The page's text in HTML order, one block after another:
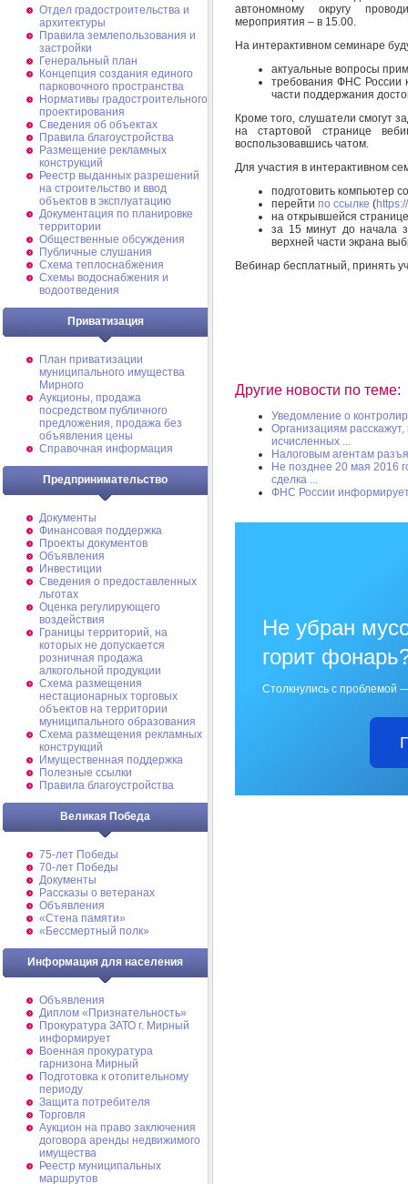
Отдел градостроительства и
архитектуры
Правила землепользования и
застройки
Генеральный план
Концепция создания единого
парковочного пространства
Нормативы градостроительного
проектирования
Сведения об объектах
Правила благоустройства
Размещение рекламных
конструкций
Реестр выданных разрешений
на строительство и ввод
объектов в эксплуатацию
Документация по планировке
территории
Общественные обсуждения
Публичные слушания
Схема теплоснабжения
Схемы водоснабжения и
водоотведения
Приватизация
План приватизации
муниципального имущества
Мирного
Аукционы, продажа
посредством публичного
предложения, продажа без
объявления цены
Справочная информация
Предпринимательство
Документы
Финансовая поддержка
Проекты документов
Объявления
Инвестиции
Сведения о предоставленных
льготах
Оценка регулирующего
воздействия
Границы территорий, на
которых не допускается
розничная продажа
алкогольной продукции
Схема размещения
нестационарных торговых
объектов на территории
муниципального образования
Схема размещения рекламных
конструкций
Имущественная поддержка
Полезные ссылки
Правила благоустройства
Великая Победа
75-лет Победы
70-лет Победы
Документы
Рассказы о ветеранах
Объявления
«Стена памяти»
«Бессмертный полк»
Информация для населения
Объявления
Диплом «Признательность»
Прокуратура ЗАТО г. Мирный
информирует
Военная прокуратура
гарнизона Мирный
Подготовка к отопительному
периоду
Защита потребителя
Торговля
Аукцион на право заключения
договора аренды недвижимого
имущества
Реестр муниципальных
маршрутов
автономному округу
мероприятия – в 15.00.
На интерактивном семинаре
актуальные вопросы
требования ФНС России
части поддержания
Кроме того, слушатели смогут
на стартовой странице
воспользовавшись чатом.
Для участия в интерактивном
подготовить компьютер
перейти по ссылке (
на открывшейся
за 15 минут до начала
верхней части экрана
Вебинар бесплатный, принять
Другие новости по теме:
Уведомление о
Организациям
исчисленных ...
Налоговым агентам
Не позднее 20 мая 2016
сделка ...
ФНС России
Не убран
горит
Столкнулись с проблемой